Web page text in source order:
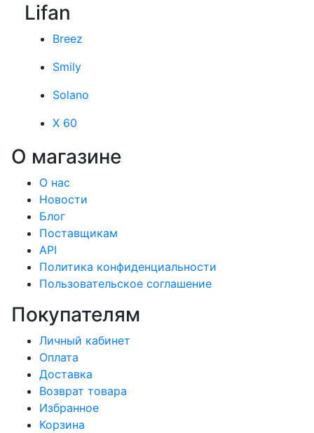
Lifan
Breez
Smily
Solano
X 60
О магазине
О нас
Новости
Блог
Поставщикам
API
Политика конфиденциальности
Пользовательское соглашение
Покупателям
Личный кабинет
Оплата
Доставка
Возврат товара
Избранное
Корзина